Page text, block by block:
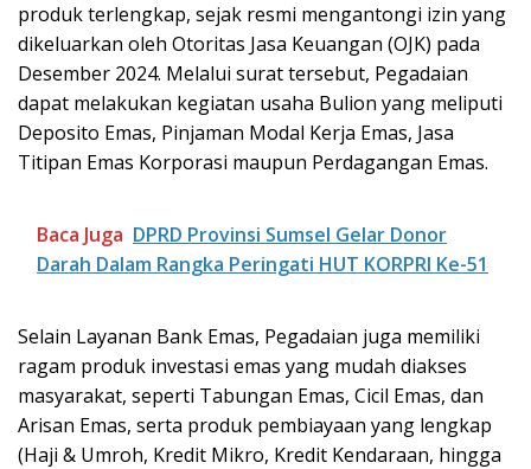
produk terlengkap, sejak resmi mengantongi izin yang
dikeluarkan oleh Otoritas Jasa Keuangan (OJK) pada
Desember 2024. Melalui surat tersebut, Pegadaian
dapat melakukan kegiatan usaha Bulion yang meliputi
Deposito Emas, Pinjaman Modal Kerja Emas, Jasa
Titipan Emas Korporasi maupun Perdagangan Emas.
Baca Juga DPRD Provinsi Sumsel Gelar Donor
Darah Dalam Rangka Peringati HUT KORPRI Ke-51
Selain Layanan Bank Emas, Pegadaian juga memiliki
ragam produk investasi emas yang mudah diakses
masyarakat, seperti Tabungan Emas, Cicil Emas, dan
Arisan Emas, serta produk pembiayaan yang lengkap
(Haji & Umroh, Kredit Mikro, Kredit Kendaraan, hingga